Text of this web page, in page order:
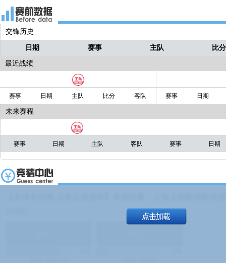
交锋历史
日期 赛事 主队 比分
最近战绩
赛事 日期 主队 比分 客队 赛事 日期
未来赛程
赛事 日期 主队 客队 赛事 日期